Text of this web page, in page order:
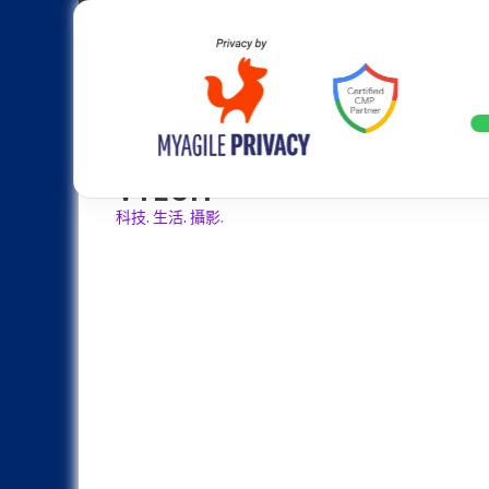
Skip
設計往旗艦機靠攏：Samsung
VTECH
科技. 生活. 攝影.